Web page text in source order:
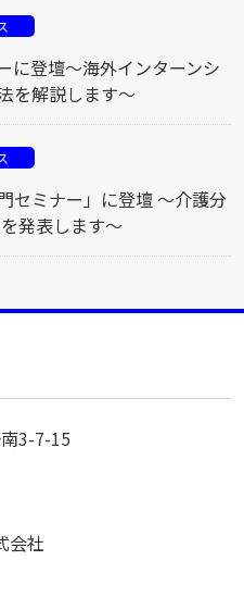
に登壇～海外インターンシ
を解説します～
セミナー」に登壇 ～介護分
発表します～
3-7-15
会社